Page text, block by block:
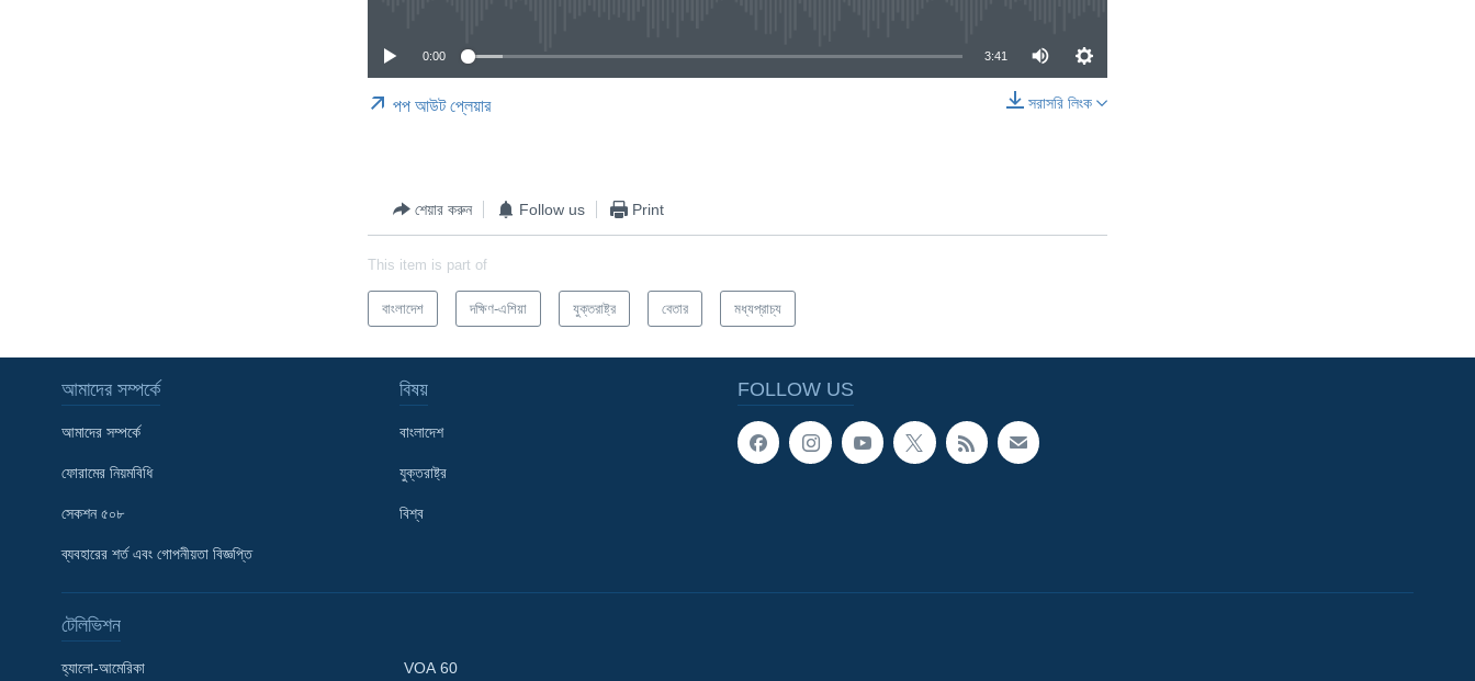
Learning English
অন্য ভাষায় ওয়েব সাইট
0:00 3:41
সরাসরি লিংক
পপ আউট প্লেয়ার
শেয়ার করুন Follow us Print
This item is part of
বাংলাদেশ দক্ষিণ-এশিয়া যুক্তরাষ্ট্র বেতার মধ্যপ্রাচ্য
FOLLOW US
আমাদের সম্পর্কে
আমাদের সম্পর্কে
ফোরামের নিয়মবিধি
সেকশন ৫০৮
ব্যবহারের শর্ত এবং গোপনীয়তা বিজ্ঞপ্তি
বিষয়
বাংলাদেশ
যুক্তরাষ্ট্র
বিশ্ব
টেলিভিশন
হ্যালো-আমেরিকা VOA 60